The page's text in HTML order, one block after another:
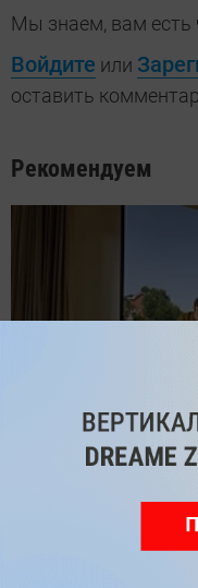
Мы знаем, вам есть
Войдите или
оставить
Рекомендуем
Обзор